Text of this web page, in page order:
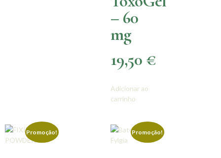
– 60
mg
19,50 €
Adicionar ao
carrinho
Promoção! Promoção!